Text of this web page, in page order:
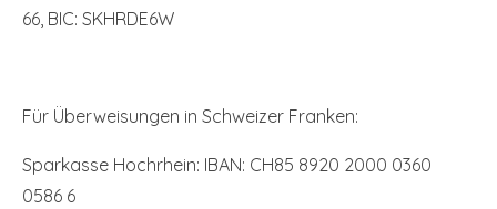
66, BIC: SKHRDE6W
Für Überweisungen in Schweizer Franken:
Sparkasse Hochrhein: IBAN: CH85 8920 2000 0360
0586 6